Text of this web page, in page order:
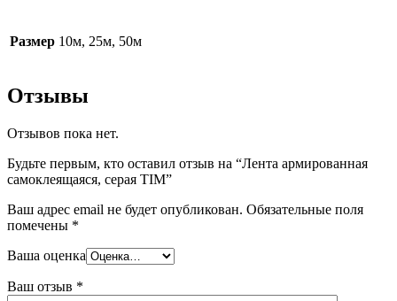
Размер 10м, 25м, 50м
Отзывы
Отзывов пока нет.
Будьте первым, кто оставил отзыв на “Лента армированная
самоклеящаяся, серая TIM”
Ваш адрес email не будет опубликован. Обязательные поля
помечены *
Ваша оценка
Ваш отзыв *